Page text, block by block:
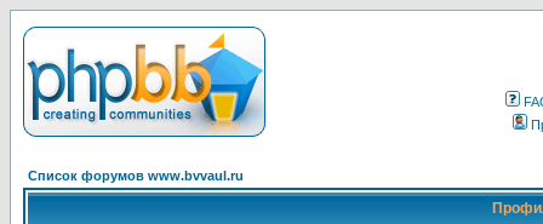
Список форумов www.bvvaul.ru